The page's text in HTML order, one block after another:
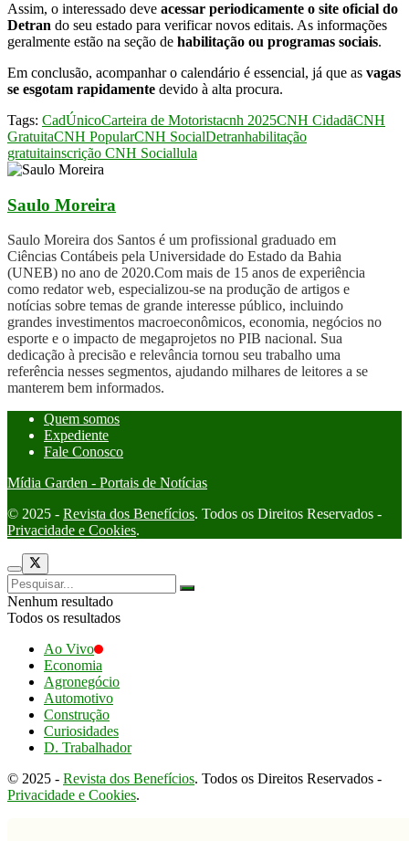
Assim, o interessado deve acessar periodicamente o site oficial do
Detran do seu estado para verificar novos editais. As informações
geralmente estão na seção de habilitação ou programas sociais.
Em conclusão, acompanhar o calendário é essencial, já que as vagas
se esgotam rapidamente devido à alta procura.
Tags: CadÚnicoCarteira de Motoristacnh 2025CNH CidadãCNH
GratuitaCNH PopularCNH SocialDetranhabilitação
gratuitainscrição CNH Sociallula
Saulo Moreira
Saulo Moreira dos Santos é um profissional graduado em
Ciências Contábeis pela Universidade do Estado da Bahia
(UNEB) no ano de 2020.Com mais de 15 anos de experiência
como redator web, especializou-se na produção de artigos e
notícias sobre temas de grande interesse público, incluindo
grandes investimentos macroeconômicos, economia, negócios no
esporte e o impacto de megaprojetos no PIB nacional. Sua
dedicação à precisão e relevância tornou seu trabalho uma
referência nesses segmentos, ajudando milhares de leitores a se
manterem bem informados.
Quem somos
Expediente
Fale Conosco
Mídia Garden - Portais de Notícias
© 2025 - Revista dos Benefícios. Todos os Direitos Reservados -
Privacidade e Cookies.
Nenhum resultado
Todos os resultados
Ao Vivo
Economia
Agronegócio
Automotivo
Construção
Curiosidades
D. Trabalhador
© 2025 - Revista dos Benefícios. Todos os Direitos Reservados -
Privacidade e Cookies.